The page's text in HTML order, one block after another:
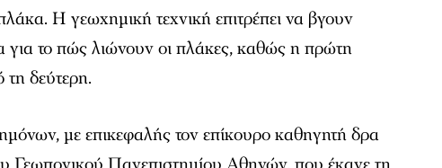
Η γεωχημική τεχνική επιτρέπει να βγουν
το πώς λιώνουν οι πλάκες, καθώς η πρώτη
τη δεύτερη.
με επικεφαλής τον επίκουρο καθηγητή δρα